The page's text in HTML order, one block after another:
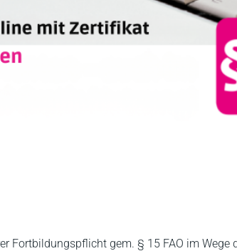
Fortbildungspflicht gem. § 15 FAO im Wege